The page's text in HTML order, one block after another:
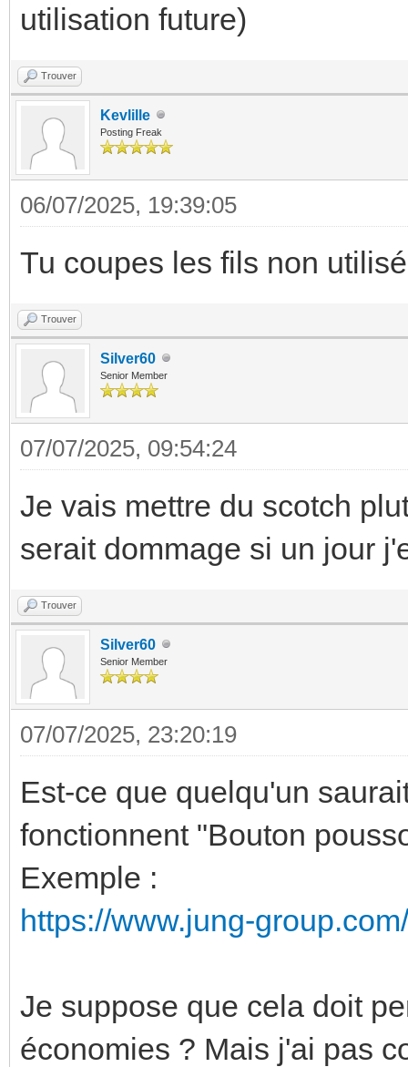
utilisation future)
Trouver
Kevlille
Posting Freak
06/07/2025, 19:39:05
Tu coupes les fils non
Trouver
Silver60
Senior Member
07/07/2025, 09:54:24
Je vais mettre du scotch
serait dommage si un jour
Trouver
Silver60
Senior Member
07/07/2025, 23:20:19
Est-ce que quelqu'un
fonctionnent "Bouton
Exemple :
https://www.jung-
Je suppose que cela doit
économies ? Mais j'ai pas